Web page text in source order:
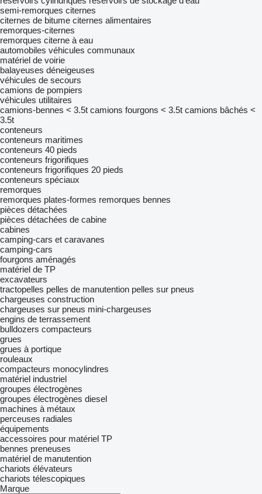
semi-remorques citernes
citernes de bitume citernes alimentaires
remorques-citernes
remorques citerne à eau
automobiles véhicules communaux
matériel de voirie
balayeuses déneigeuses
véhicules de secours
camions de pompiers
véhicules utilitaires
camions-bennes < 3.5t camions fourgons < 3.5t camions bâchés <
3.5t
conteneurs
conteneurs maritimes
conteneurs 40 pieds
conteneurs frigorifiques
conteneurs frigorifiques 20 pieds
conteneurs spéciaux
remorques
remorques plates-formes remorques bennes
pièces détachées
pièces détachées de cabine
cabines
camping-cars et caravanes
camping-cars
fourgons aménagés
matériel de TP
excavateurs
tractopelles pelles de manutention pelles sur pneus
chargeuses construction
chargeuses sur pneus mini-chargeuses
engins de terrassement
bulldozers compacteurs
grues
grues à portique
rouleaux
compacteurs monocylindres
matériel industriel
groupes électrogènes
groupes électrogènes diesel
machines à métaux
perceuses radiales
équipements
accessoires pour matériel TP
bennes preneuses
matériel de manutention
chariots élévateurs
chariots télescopiques
Marque